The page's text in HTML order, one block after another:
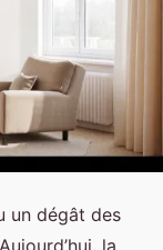
un dégât des